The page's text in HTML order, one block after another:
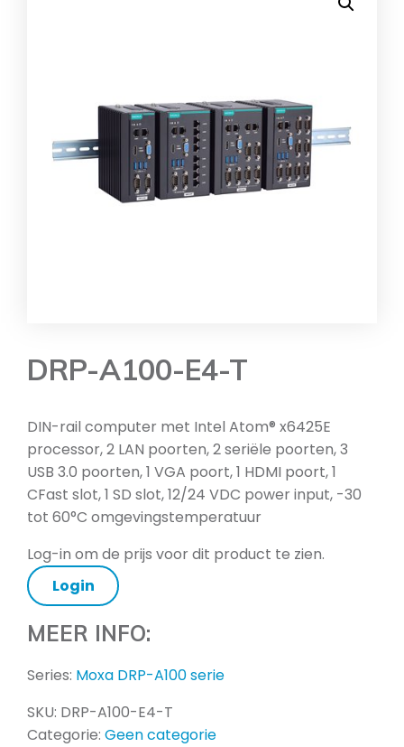
DRP-A100-E4-T
DIN-rail computer met Intel Atom® x6425E
processor, 2 LAN poorten, 2 seriële poorten, 3
USB 3.0 poorten, 1 VGA poort, 1 HDMI poort, 1
CFast slot, 1 SD slot, 12/24 VDC power input, -30
tot 60°C omgevingstemperatuur
Log-in om de prijs voor dit product te zien.
Login
MEER INFO:
Series: Moxa DRP-A100 serie
SKU: DRP-A100-E4-T
Categorie: Geen categorie